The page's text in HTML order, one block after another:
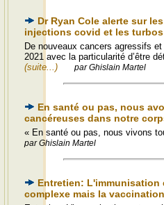
Dr Ryan Cole alerte sur
injections covid et les
De nouveaux cancers agressifs
2021 avec la particularité d’être
(suite...)
par Ghislain Martel
En santé ou pas, nous
cancéreuses dans notre
« En santé ou pas, nous vivons
par Ghislain Martel
Entretien: L'immunisation
complexe mais la